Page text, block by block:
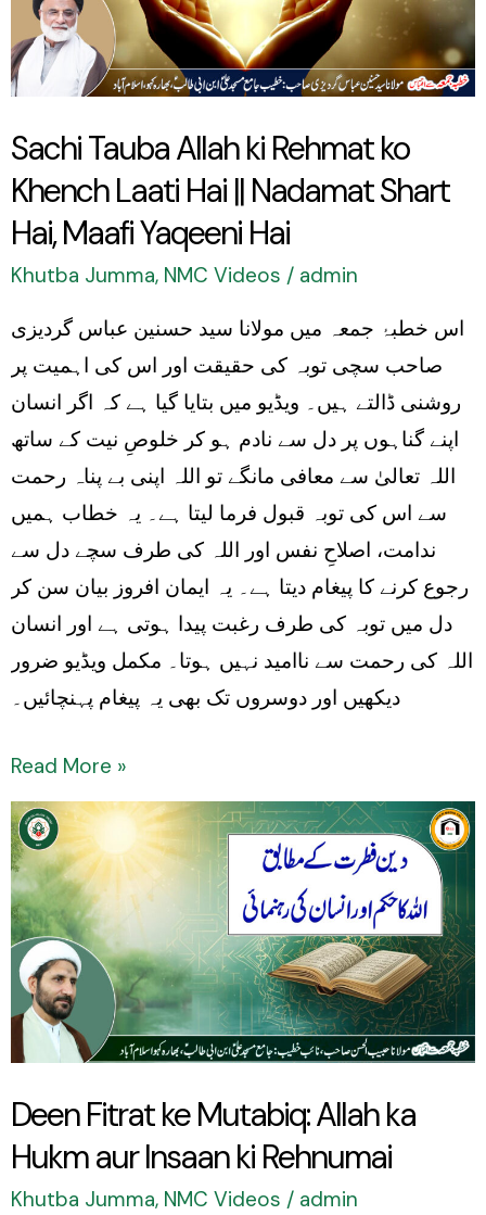
Sachi Tauba Allah ki Rehmat ko
Khench Laati Hai || Nadamat Shart
Hai, Maafi Yaqeeni Hai
Khutba Jumma, NMC Videos / admin
اس خطبۂ جمعہ میں مولانا سید حسنین عباس گردیزی
صاحب سچی توبہ کی حقیقت اور اس کی اہمیت پر
روشنی ڈالتے ہیں۔ ویڈیو میں بتایا گیا ہے کہ اگر انسان
اپنے گناہوں پر دل سے نادم ہو کر خلوصِ نیت کے ساتھ
اللہ تعالیٰ سے معافی مانگے تو اللہ اپنی بے پناہ رحمت
سے اس کی توبہ قبول فرما لیتا ہے۔ یہ خطاب ہمیں
ندامت، اصلاحِ نفس اور اللہ کی طرف سچے دل سے
رجوع کرنے کا پیغام دیتا ہے۔ یہ ایمان افروز بیان سن کر
دل میں توبہ کی طرف رغبت پیدا ہوتی ہے اور انسان
اللہ کی رحمت سے ناامید نہیں ہوتا۔ مکمل ویڈیو ضرور
دیکھیں اور دوسروں تک بھی یہ پیغام پہنچائیں۔
ko
Khench
Hai
||
Nadamat
Maafi
Yaqeeni
Hai
Read More »
Deen Fitrat ke Mutabiq: Allah ka
Hukm aur Insaan ki Rehnumai
Khutba Jumma, NMC Videos / admin
Deen
Fitrat
ke
Mutabiq:
Allah
ka
Hukm
Insaan
ki
Rehnumai